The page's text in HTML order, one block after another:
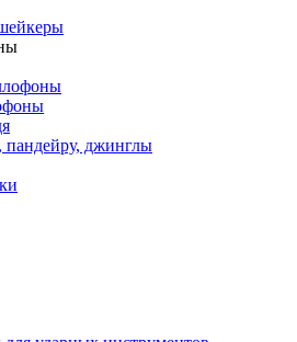
джинглы